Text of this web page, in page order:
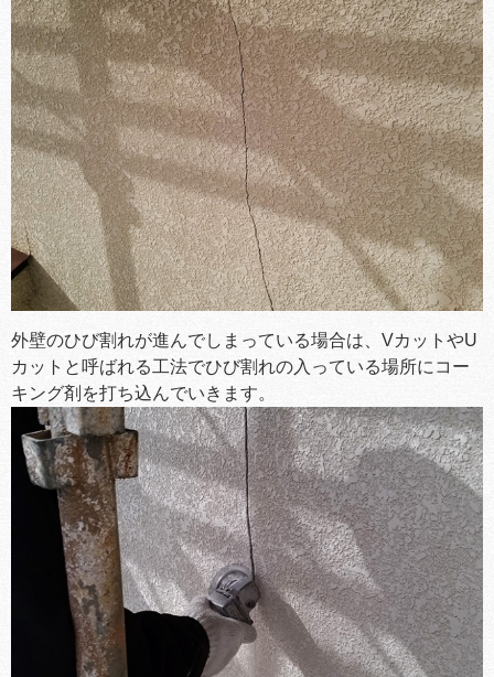
外壁のひび割れが進んでしまっている場合は、VカットやU
カットと呼ばれる工法でひび割れの入っている場所にコー
キング剤を打ち込んでいきます。